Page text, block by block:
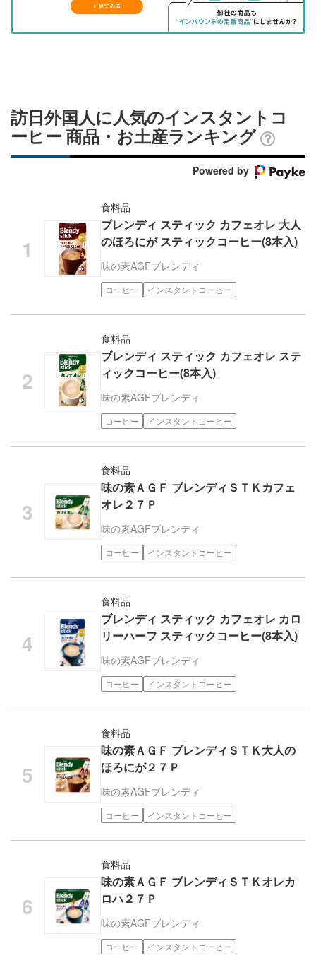
る
す
る
に
る
訪日外国人に人気のインスタントコ
ーヒー 商品・お土産ランキング
Powered by
食料品
ブレンディ スティック カフェオレ 大人
のほろにが スティックコーヒー(8本入)
味の素AGFブレンディ
コーヒー インスタントコーヒー
食料品
ブレンディ スティック カフェオレ ステ
ィックコーヒー(8本入)
味の素AGFブレンディ
コーヒー インスタントコーヒー
食料品
味の素ＡＧＦ ブレンディＳＴＫカフェ
オレ２７Ｐ
味の素AGFブレンディ
コーヒー インスタントコーヒー
食料品
ブレンディ スティック カフェオレ カロ
リーハーフ スティックコーヒー(8本入)
味の素AGFブレンディ
コーヒー インスタントコーヒー
食料品
味の素ＡＧＦ ブレンディＳＴＫ大人の
ほろにが２７Ｐ
味の素AGFブレンディ
コーヒー インスタントコーヒー
食料品
味の素ＡＧＦ ブレンディＳＴＫオレカ
ロハ２７Ｐ
味の素AGFブレンディ
コーヒー インスタントコーヒー